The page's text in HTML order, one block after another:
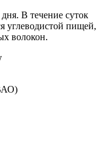
В течение суток
углеводистой пищей,
волокон.